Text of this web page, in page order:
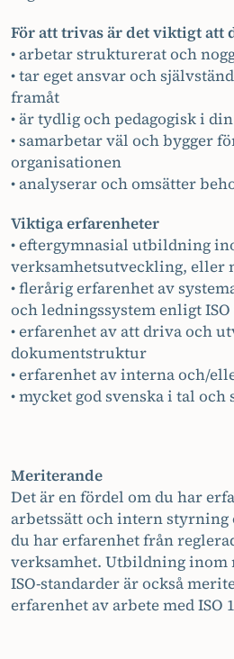
För att trivas är det viktigt att
• arbetar strukturerat och
• tar eget ansvar och
framåt
• är tydlig och pedagogisk i
• samarbetar väl och bygger
organisationen
• analyserar och omsätter
Viktiga erfarenheter
• eftergymnasial utbildning
verksamhetsutveckling, eller
• flerårig erfarenhet av
och ledningssystem enligt ISO
• erfarenhet av att driva och
dokumentstruktur
• erfarenhet av interna och/
• mycket god svenska i tal
Meriterande
Det är en fördel om du har
arbetssätt och intern
du har erfarenhet från
verksamhet. Utbildning
ISO-standarder är också
erfarenhet av arbete med ISO